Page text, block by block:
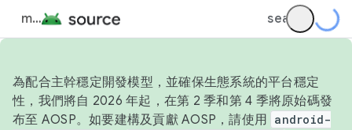
為配合主幹穩定開發模型，並確保生態系統的平台穩定
性，我們將自 2026 年起，在第 2 季和第 4 季將原始碼發
布至 AOSP。如要建構及貢獻 AOSP，請使用 android-